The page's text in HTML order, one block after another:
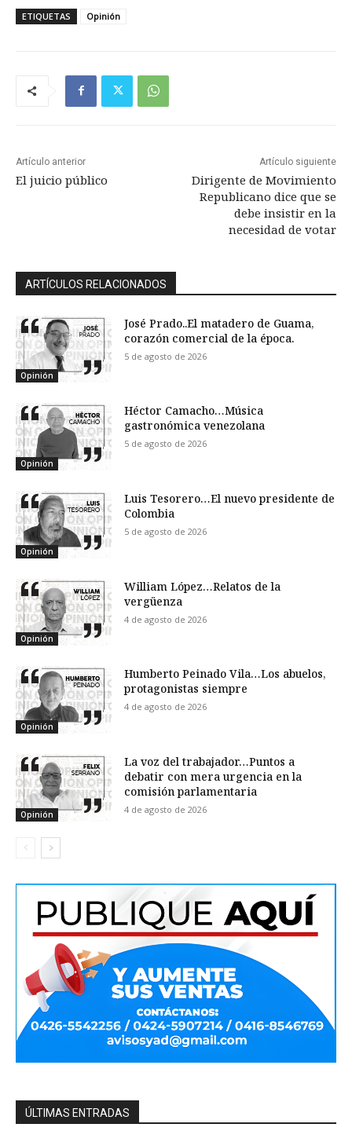
ETIQUETAS Opinión
Artículo anterior
El juicio público
Artículo siguiente
Dirigente de Movimiento
Republicano dice que se
debe insistir en la
necesidad de votar
ARTÍCULOS RELACIONADOS
Opinión
José Prado..El matadero de Guama,
corazón comercial de la época.
5 de agosto de 2026
Opinión
Héctor Camacho…Música
gastronómica venezolana
5 de agosto de 2026
Opinión
Luis Tesorero…El nuevo presidente de
Colombia
5 de agosto de 2026
Opinión
William López…Relatos de la
vergüenza
4 de agosto de 2026
Opinión
Humberto Peinado Vila…Los abuelos,
protagonistas siempre
4 de agosto de 2026
Opinión
La voz del trabajador…Puntos a
debatir con mera urgencia en la
comisión parlamentaria
4 de agosto de 2026
ÚLTIMAS ENTRADAS